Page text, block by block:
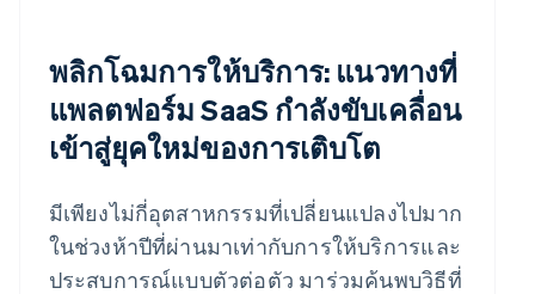
พลิกโฉมการให้บริการ: แนวทางที่
แพลตฟอร์ม SaaS กำลังขับเคลื่อน
เข้าสู่ยุคใหม่ของการเติบโต
มีเพียงไม่กี่อุตสาหกรรมที่เปลี่ยนแปลงไปมาก
ในช่วงห้าปีที่ผ่านมาเท่ากับการให้บริการและ
ประสบการณ์แบบตัวต่อตัว มาร่วมค้นพบวิธีที่
โปแลนด์
ฝรั่งเศส
FrançaisEnglish
ฟินแลนด์
มอลตา
English
มาเลเซีย
English简体中文